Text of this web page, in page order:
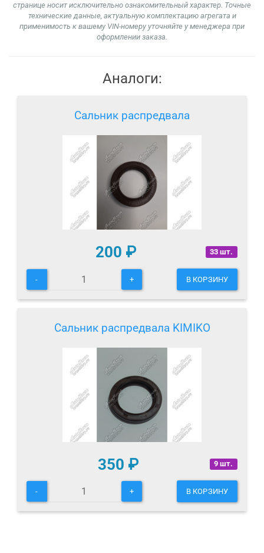
странице носит исключительно ознакомительный характер. Точные
технические данные, актуальную комплектацию агрегата и
применимость к вашему VIN-номеру уточняйте у менеджера при
оформлении заказа.
Аналоги:
Сальник распредвала
33 шт.
200 ₽
- + В КОРЗИНУ
Сальник распредвала KIMIKO
9 шт.
350 ₽
- + В КОРЗИНУ